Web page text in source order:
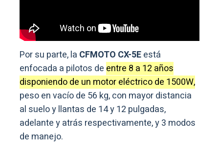
Por su parte, la CFMOTO CX-5Eestá
enfocada a pilotos de entre 8 a 12 años
disponiendo de un motor eléctrico de 1500W,
peso en vacío de 56 kg, con mayor distancia
al suelo y llantas de 14 y 12 pulgadas,
adelante y atrás respectivamente, y 3 modos
de manejo.